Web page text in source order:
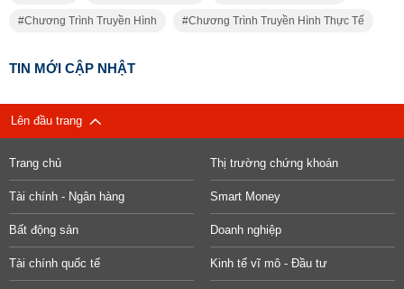
Chương Trình Truyền Hình Chương Trình Truyền Hình Thực Tế
TIN MỚI CẬP NHẬT
Lên đầu trang
Trang chủ Thị trường chứng khoán
Tài chính - Ngân hàng Smart Money
Bất động sản Doanh nghiệp
Tài chính quốc tế Kinh tế vĩ mô - Đầu tư